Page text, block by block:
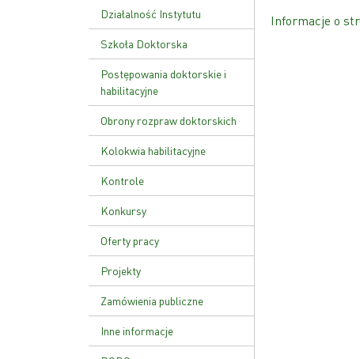
Ustawa o PAN
Działalność Instytutu
Zakład Genetyki Molekularnej
i Translacyjnej
Zakład Funkcji Kwasów
Nukleinowych
Zakład Patologii Molekularnej
Zakład Zaawansowanych
Terapii Biomedycznych i
Niepłodności
Zakład Genetyki Nowotworów
Zakład Biologii Rozrodu i
Genomiki Gamet
Szkoła Doktorska
Plan zajęć
Rekrutacja
Postępowania doktorskie i
habilitacyjne
Obrony rozpraw doktorskich
Kolokwia habilitacyjne
Kontrole
Kontrola zarządcza
Kontrole zewnętrzne
sprawie kontroli zarządczej
Konkursy
Oferty pracy
Projekty
Zamówienia publiczne
Inne informacje
Informacje o